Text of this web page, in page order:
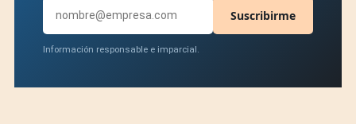
Suscribirme
Información responsable e imparcial.